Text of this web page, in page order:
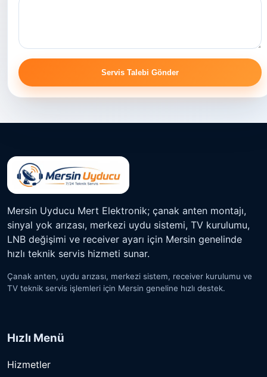
Servis Talebi Gönder
Mersin Uyducu Mert Elektronik; çanak anten montajı,
sinyal yok arızası, merkezi uydu sistemi, TV kurulumu,
LNB değişimi ve receiver ayarı için Mersin genelinde
hızlı teknik servis hizmeti sunar.
Çanak anten, uydu arızası, merkezi sistem, receiver kurulumu ve
TV teknik servis işlemleri için Mersin geneline hızlı destek.
Hızlı Menü
Hizmetler